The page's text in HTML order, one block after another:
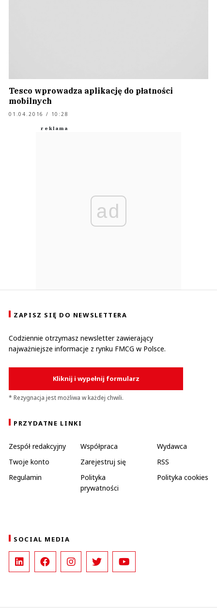
Tesco wprowadza aplikację do płatności
mobilnych
01.04.2016 / 10:28
ad
ZAPISZ SIĘ DO NEWSLETTERA
Codziennie otrzymasz newsletter zawierający
najważniejsze informacje z rynku FMCG w Polsce.
Kliknij i wypełnij formularz
* Rezygnacja jest możliwa w każdej chwili.
PRZYDATNE LINKI
Zespół redakcyjny Współpraca
Wydawca
Twoje konto
Zarejestruj się
RSS
Regulamin
Polityka
prywatności
Polityka cookies
SOCIAL MEDIA